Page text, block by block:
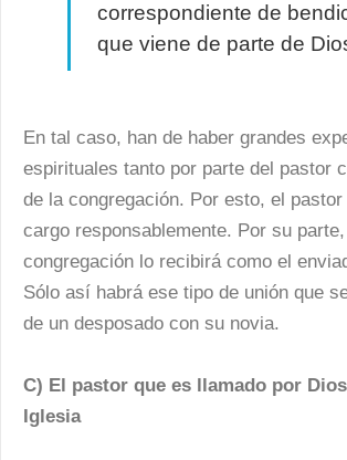
correspondiente de
que viene de parte de
En tal caso, han de haber grandes
espirituales tanto por parte del pastor
de la congregación. Por esto, el
cargo responsablemente. Por su
congregación lo recibirá como el
Sólo así habrá ese tipo de unión que
de un desposado con su novia.
C) El pastor que es llamado por
Iglesia